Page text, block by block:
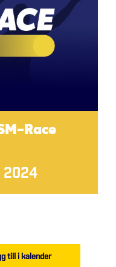
Race
2024
till i kalender